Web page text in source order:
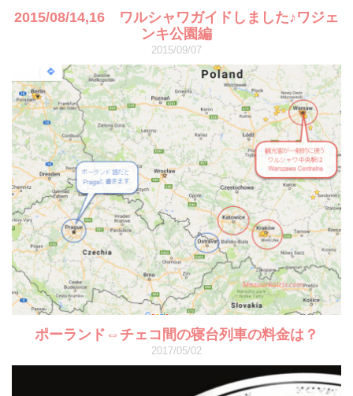
2015/08/14,16 ワルシャワガイドしました♪ワジェ
ンキ公園編
2015/09/07
ポーランド⇔チェコ間の寝台列車の料金は？
2017/05/02